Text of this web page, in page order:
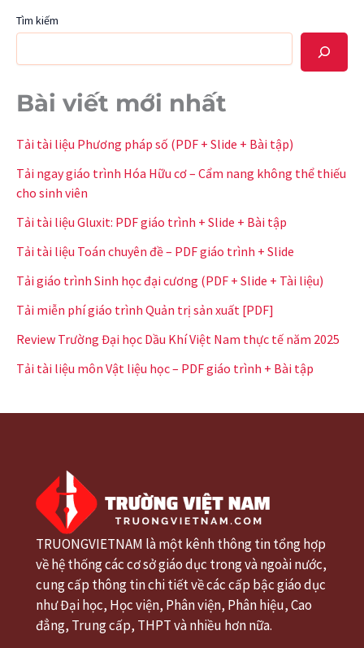
Tìm kiếm
Bài viết mới nhất
Tải tài liệu Phương pháp số (PDF + Slide + Bài tập)
Tải ngay giáo trình Hóa Hữu cơ – Cẩm nang không thể thiếu
cho sinh viên
Tải tài liệu Gluxit: PDF giáo trình + Slide + Bài tập
Tải tài liệu Toán chuyên đề – PDF giáo trình + Slide
Tải giáo trình Sinh học đại cương (PDF + Slide + Tài liệu)
Tải miễn phí giáo trình Quản trị sản xuất [PDF]
Review Trường Đại học Dầu Khí Việt Nam thực tế năm 2025
Tải tài liệu môn Vật liệu học – PDF giáo trình + Bài tập
TRUONGVIETNAM là một kênh thông tin tổng hợp
về hệ thống các cơ sở giáo dục trong và ngoài nước,
cung cấp thông tin chi tiết về các cấp bậc giáo dục
như Đại học, Học viện, Phân viện, Phân hiệu, Cao
đẳng, Trung cấp, THPT và nhiều hơn nữa.